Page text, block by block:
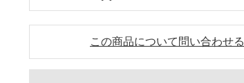
この商品について問い合わせる